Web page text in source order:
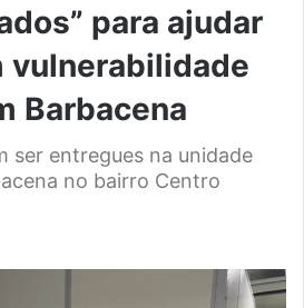
para ajudar
vulnerabilidade
Barbacena
ser entregues na unidade
no bairro Centro